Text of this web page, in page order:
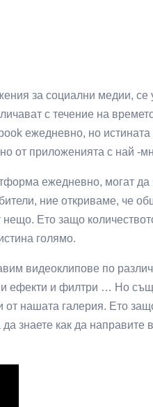
за социални медии, се
с течение на
ежедневно, но
от приложенията с най -
ежедневно, могат
ние откриваме, че
нещо. Ето защо
голямо.
видеоклипове по
ефекти и филтри … Но
нашата галерия. Ето
знаете как да направите